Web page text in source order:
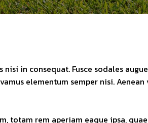
in consequat. Fusce sodales
elementum semper nisi.
totam rem aperiam eaque ipsa,